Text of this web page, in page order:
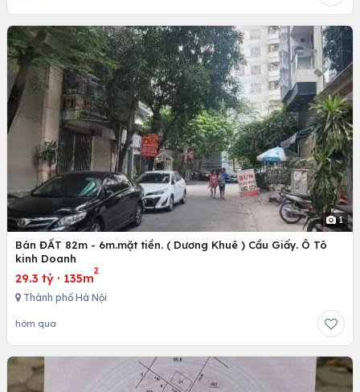
1
Bán ĐẤT 82m - 6m.mặt tiền. ( Dương Khuê ) Cầu Giấy. Ô Tô
kinh Doanh
29.3 tỷ · 135m
2
Thành phố Hà Nội
hôm qua